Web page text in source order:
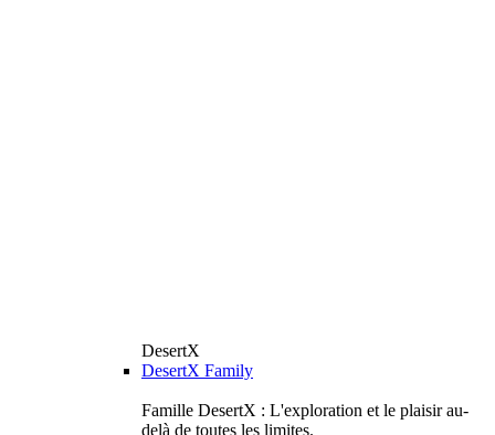
DesertX
DesertX Family
Famille DesertX : L'exploration et le plaisir au-
delà de toutes les limites.